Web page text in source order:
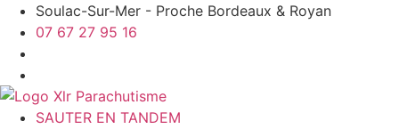
Aller
contenu
Soulac-Sur-Mer - Proche Bordeaux & Royan
07 67 27 95 16
SAUTER EN TANDEM